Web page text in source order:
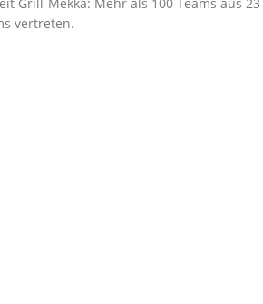
vertreten.